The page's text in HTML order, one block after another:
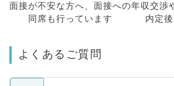
面接が不安な方へ、 面接への
同席も行っています
年収交渉
内定
よくあるご質問